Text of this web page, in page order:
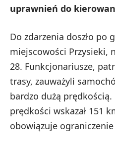
uprawnień do
Do zdarzenia doszło po
miejscowości Przysieki,
28. Funkcjonariusze,
trasy, zauważyli
bardzo dużą
prędkości wskazał 151
obowiązuje